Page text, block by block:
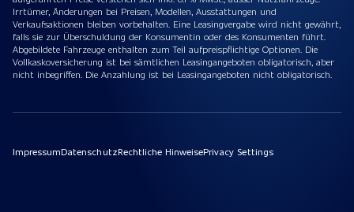
Irrtümer, Änderungen bei Preisen, Modellen, Ausstattungen und
Verkaufsaktionen bleiben vorbehalten. Eine Leasingvergabe wird nicht gewährt,
falls sie zur Überschuldung der Konsumentin oder des Konsumenten führt.
Abgebildete Fahrzeuge enthalten zum Teil aufpreispflichtige Optionen. Die
Vollkaskoversicherung ist bei sämtlichen Leasingangeboten obligatorisch, aber
nicht inbegriffen. Die Anzahlung ist bei Leasingangeboten nicht obligatorisch.
ImpressumDatenschutzRechtliche HinweisePrivacy Settings